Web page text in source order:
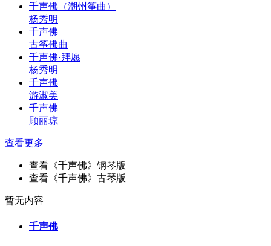
千声佛（潮州筝曲）
杨秀明
千声佛
古筝佛曲
千声佛·拜愿
杨秀明
千声佛
游淑美
千声佛
顾丽琼
查看更多
查看《千声佛》钢琴版
查看《千声佛》古琴版
暂无内容
千声佛